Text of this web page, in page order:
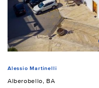
Alessio Martinelli
Alberobello, BA